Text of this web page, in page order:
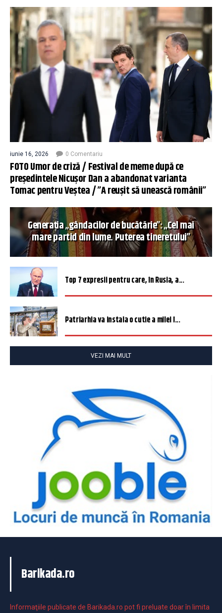
iunie 16, 2026 0 Comentariu
FOTO Umor de criză / Festival de meme după ce
președintele Nicușor Dan a abandonat varianta
Tomac pentru Veștea / ”A reușit să unească românii”
Generația „gândacilor de bucătărie”: „Cel mai
mare partid din lume. Puterea tineretului”
Top 7 expresii pentru care, în Rusia, a...
Patriarhia va instala o cutie a milei î...
VEZI MAI MULT
Barikada.ro
Informaţiile publicate de Barikada.ro pot fi preluate doar în limita